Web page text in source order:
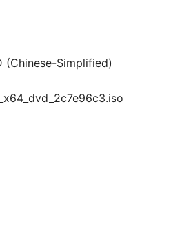
(Chinese-Simplified)